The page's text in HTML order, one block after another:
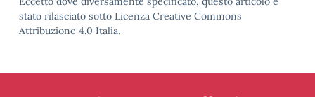
stato rilasciato sotto Licenza Creative Commons
Attribuzione 4.0 Italia.